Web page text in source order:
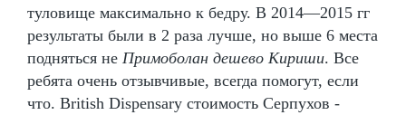
туловище максимально к бедру. В 2014—2015 гг
результаты были в 2 раза лучше, но выше 6 места
подняться не Примоболан дешево Кириши. Все
ребята очень отзывчивые, всегда помогут, если
что. British Dispensary стоимость Серпухов -